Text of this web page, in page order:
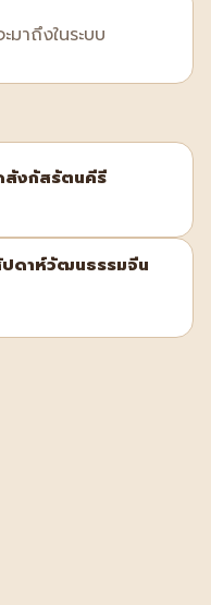
าถึงในระบบ
สังกัสรัตนคีรี
ปดาห์วัฒนธรรมจีน